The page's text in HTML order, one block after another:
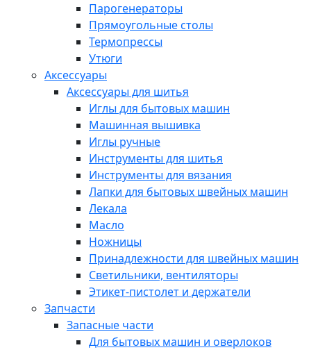
Парогенераторы
Прямоугольные столы
Термопрессы
Утюги
Аксессуары
Аксессуары для шитья
Иглы для бытовых машин
Машинная вышивка
Иглы ручные
Инструменты для шитья
Инструменты для вязания
Лапки для бытовых швейных машин
Лекала
Масло
Ножницы
Принадлежности для швейных машин
Светильники, вентиляторы
Этикет-пистолет и держатели
Запчасти
Запасные части
Для бытовых машин и оверлоков